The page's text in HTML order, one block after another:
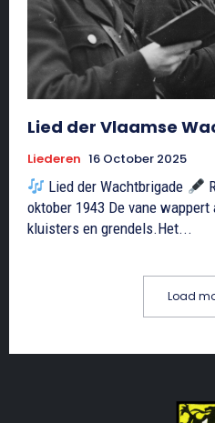
Lied der Vlaamse
Liederen 16 October 2025
Lied der Wachtbrigade
oktober 1943 De vane
kluisters en grendels.Het...
Load